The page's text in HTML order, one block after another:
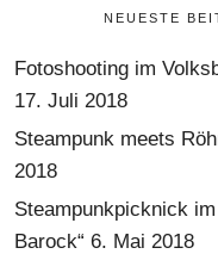
NEUESTE
Fotoshooting im
17. Juli 2018
Steampunk meets
2018
Steampunkpicknick im
Barock“ 6. Mai 2018